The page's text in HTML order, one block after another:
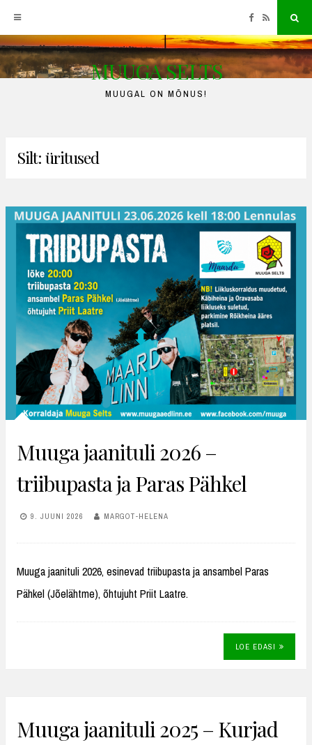
Skip
Facebook
RSS
MUUGA SELTS
MUUGAL ON MÕNUS!
Silt:üritused
Muuga jaanituli 2026 –
triibupasta ja Paras Pähkel
9. JUUNI 2026 MARGOT-HELENA
Muuga jaanituli 2026, esinevad triibupasta ja ansambel Paras
Pähkel (Jõelähtme), õhtujuht Priit Laatre.
LOE EDASI
Muuga jaanituli 2025 – Kurjad